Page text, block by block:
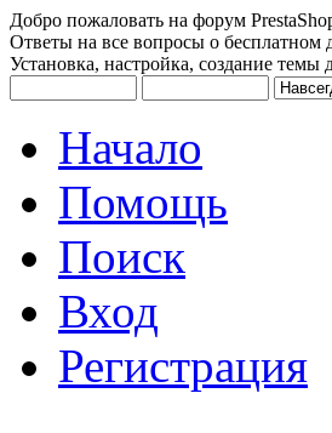
Добро пожаловать на форум
Ответы на все вопросы о бесплатном
Установка, настройка, создание темы
Начало
Помощь
Поиск
Вход
Регистрация